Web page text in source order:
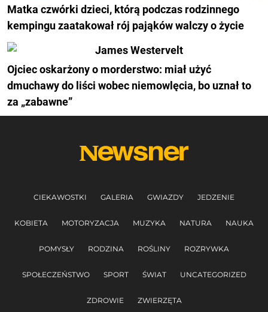
Matka czwórki dzieci, którą podczas rodzinnego
kempingu zaatakował rój pająków walczy o życie
Ojciec oskarżony o morderstwo: miał użyć
dmuchawy do liści wobec niemowlęcia, bo uznał to
za „zabawne”
CIEKAWOSTKI GALERIA GWIAZDY JEDZENIE
KOBIETA MOTORYZACJA MUZYKA NATURA NAUKA
POMYSŁY RODZINA ROŚLINY ROZRYWKA
SPOŁECZEŃSTWO SPORT ŚWIAT UNCATEGORIZED
ZDROWIE ZWIERZĘTA